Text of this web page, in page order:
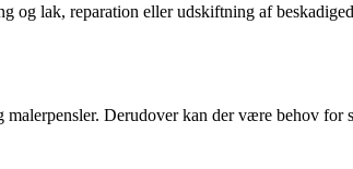
og lak, reparation eller udskiftning af
Derudover kan der være behov